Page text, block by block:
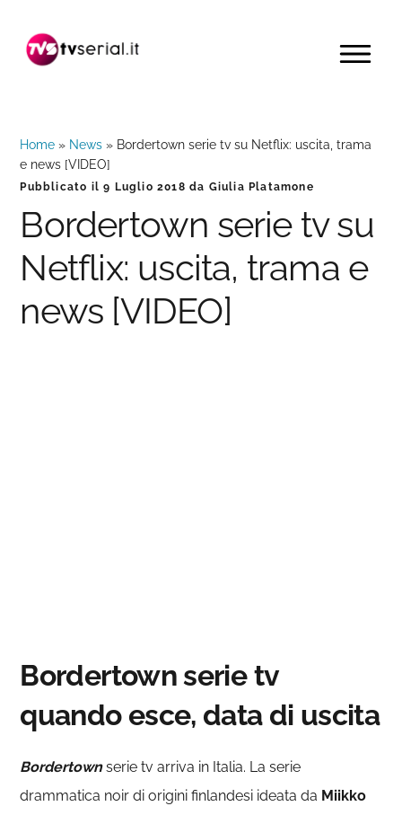
navigazione
contenuto
barra
MENU
Home » News » Bordertown serie tv su Netflix: uscita, trama
e news [VIDEO]
Pubblicato il9 Luglio 2018 da Giulia Platamone
Bordertown serie tv su
Netflix: uscita, trama e
news [VIDEO]
Bordertown serie tv
quando esce, data di uscita
Bordertownserie tv arriva in Italia. La serie
drammatica noir di origini finlandesi ideata da Miikko